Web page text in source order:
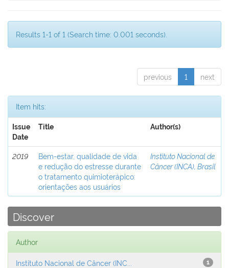
Results 1-1 of 1 (Search time: 0.001 seconds).
previous 1 next
Item hits:
Issue
Date
Title Author(s)
2019
Bem-estar, qualidade de vida
e redução do estresse durante
o tratamento quimioterápico:
orientações aos usuários
Instituto Nacional de
Câncer (INCA), Brasil
Discover
Author
1
Instituto Nacional de Câncer (INC...